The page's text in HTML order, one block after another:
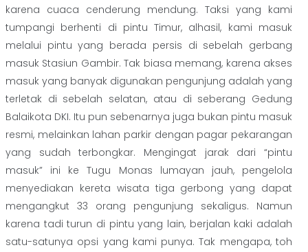
karena cuaca cenderung mendung. Taksi yang kami
tumpangi berhenti di pintu Timur, alhasil, kami masuk
melalui pintu yang berada persis di sebelah gerbang
masuk Stasiun Gambir. Tak biasa memang, karena akses
masuk yang banyak digunakan pengunjung adalah yang
terletak di sebelah selatan, atau di seberang Gedung
Balaikota DKI. Itu pun sebenarnya juga bukan pintu masuk
resmi, melainkan lahan parkir dengan pagar pekarangan
yang sudah terbongkar. Mengingat jarak dari “pintu
masuk” ini ke Tugu Monas lumayan jauh, pengelola
menyediakan kereta wisata tiga gerbong yang dapat
mengangkut 33 orang pengunjung sekaligus. Namun
karena tadi turun di pintu yang lain, berjalan kaki adalah
satu-satunya opsi yang kami punya. Tak mengapa, toh